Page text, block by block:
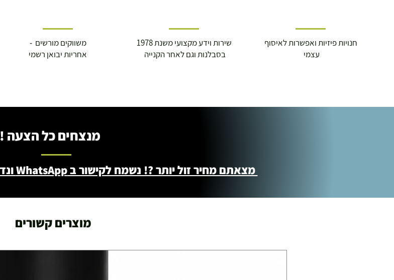
משווקים מורשים -
אחריות יבואן רשמי
שירות וידע מקצועי משנת 1978
בסבלנות וגם לאחר הקנייה
חנויות פיזיות ואפשרות לאיסוף
עצמי
מנצחים כל הצעה !
מצאתם מחיר זול יותר ?! נשמח לקישור ב WhatsApp ונדאג שתשלמו פחות - 046722171
מוצרים קשורים